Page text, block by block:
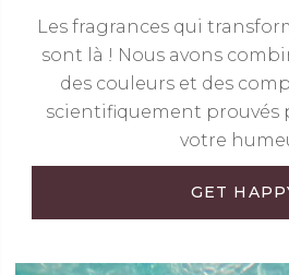
Les fragrances qui
sont là ! Nous avons
des couleurs et des
scientifiquement prouvés
votre
GET